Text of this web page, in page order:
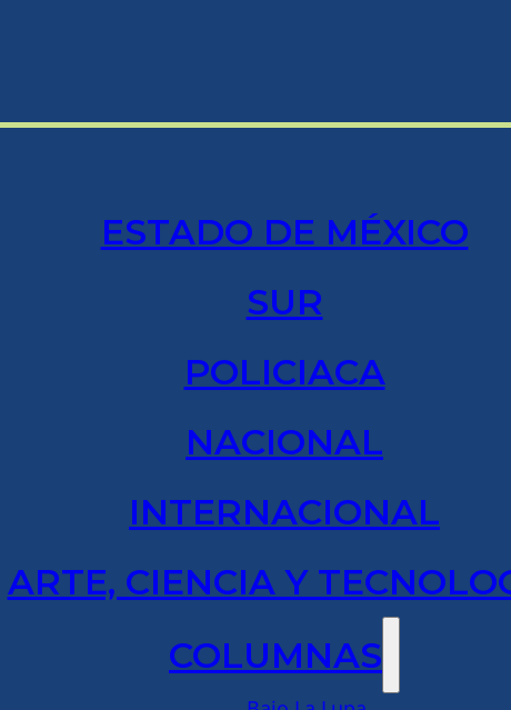
ESTADO DE MÉXICO
SUR
POLICIACA
NACIONAL
INTERNACIONAL
ARTE, CIENCIA Y
COLUMNAS